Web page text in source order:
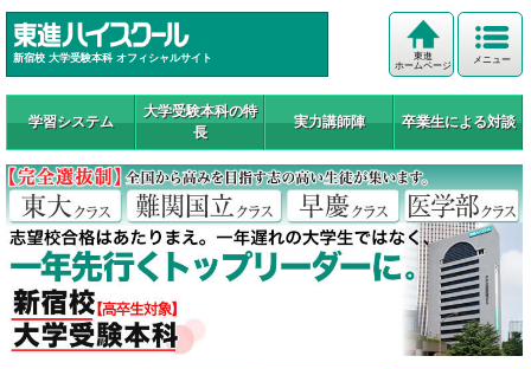
新宿校 大学受験本科 オフィシャルサイト メニュー
東進
ホームページ
学習システム
大学受験本科の特
長
実力講師陣 卒業生による対談